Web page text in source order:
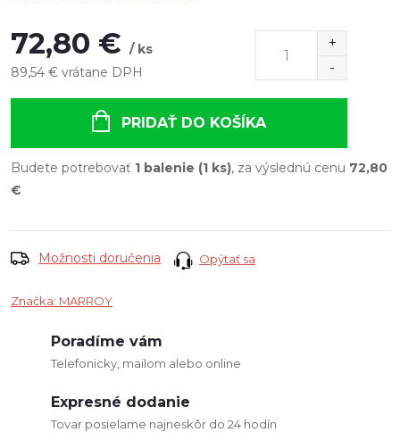
72,80 € / ks
89,54 € vrátane DPH
PRIDAŤ DO KOŠÍKA
Budete potrebovať 1 balenie (1 ks), za výslednú cenu 72,80
€
Možnosti doručenia Opýtať sa
Značka: MARROY
Poradíme vám
Telefonicky, mailom alebo online
Expresné dodanie
Tovar posielame najneskôr do 24 hodín